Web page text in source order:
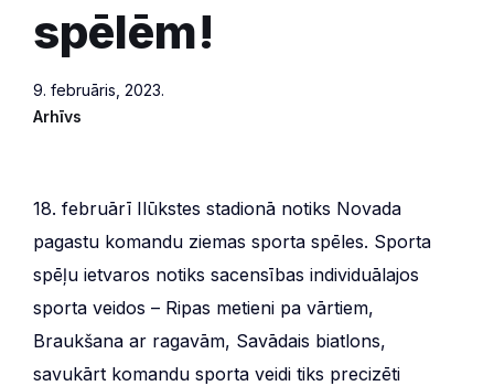
spēlēm!
9. februāris, 2023.
Arhīvs
18. februārī Ilūkstes stadionā notiks Novada
pagastu komandu ziemas sporta spēles. Sporta
spēļu ietvaros notiks sacensības individuālajos
sporta veidos – Ripas metieni pa vārtiem,
Braukšana ar ragavām, Savādais biatlons,
savukārt komandu sporta veidi tiks precizēti